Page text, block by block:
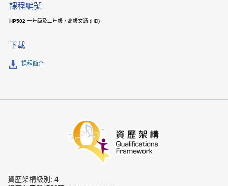
課程編號
HP502 一年級及二年級，高級文憑 (HD)
下載
課程簡介
資歷架構級別: 4